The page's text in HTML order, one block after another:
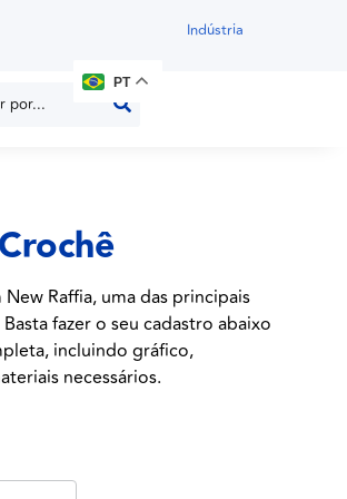
Indústria
PT
Raffia, uma das principais
fazer o seu cadastro abaixo
incluindo gráfico,
necessários.